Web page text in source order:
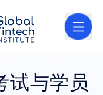
试与学员